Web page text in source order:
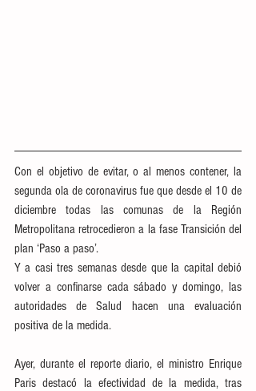
Con el objetivo de evitar, o al menos contener, la
segunda ola de coronavirus fue que desde el 10 de
diciembre todas las comunas de la Región
Metropolitana retrocedieron a la fase Transición del
plan ‘Paso a paso’.
Y a casi tres semanas desde que la capital debió
volver a confinarse cada sábado y domingo, las
autoridades de Salud hacen una evaluación
positiva de la medida.
Ayer, durante el reporte diario, el ministro Enrique
Paris destacó la efectividad de la medida, tras